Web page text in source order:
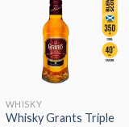
Añadir
a la
lista de
deseos
WHISKY
Whisky Grants Triple